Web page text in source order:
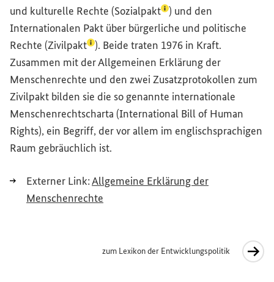
und kulturelle Rechte (Sozialpakt(Lexikon-Eintrag zum
) und den
Internationalen Pakt über bürgerliche und politische
Rechte (Zivilpakt(Lexikon-Eintrag zum Begriff aufrufen)
). Beide traten 1976 in Kraft.
Zusammen mit der Allgemeinen Erklärung der
Menschenrechte und den zwei Zusatzprotokollen zum
Zivilpakt bilden sie die so genannte internationale
Menschenrechtscharta (International Bill of Human
Rights), ein Begriff, der vor allem im englischsprachigen
Raum gebräuchlich ist.
Externer Link:Allgemeine Erklärung der
Menschenrechte
zum Lexikon der Entwicklungspolitik
Interner Link